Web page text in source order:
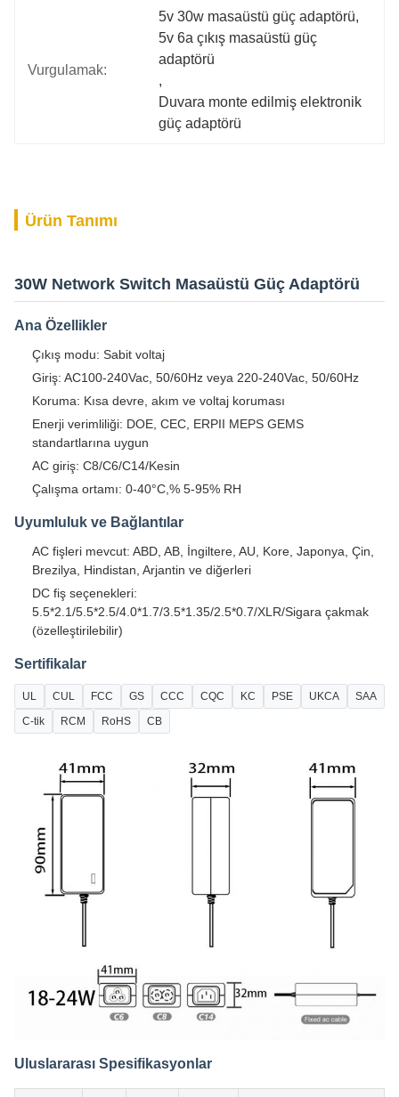
Vurgulamak:
5v 30w masaüstü güç adaptörü,
5v 6a çıkış masaüstü güç
adaptörü
,
Duvara monte edilmiş elektronik
güç adaptörü
Ürün Tanımı
30W Network Switch Masaüstü Güç Adaptörü
Ana Özellikler
Çıkış modu: Sabit voltaj
Giriş: AC100-240Vac, 50/60Hz veya 220-240Vac, 50/60Hz
Koruma: Kısa devre, akım ve voltaj koruması
Enerji verimliliği: DOE, CEC, ERPII MEPS GEMS
standartlarına uygun
AC giriş: C8/C6/C14/Kesin
Çalışma ortamı: 0-40°C,% 5-95% RH
Uyumluluk ve Bağlantılar
AC fişleri mevcut: ABD, AB, İngiltere, AU, Kore, Japonya, Çin,
Brezilya, Hindistan, Arjantin ve diğerleri
DC fiş seçenekleri:
5.5*2.1/5.5*2.5/4.0*1.7/3.5*1.35/2.5*0.7/XLR/Sigara çakmak
(özelleştirilebilir)
Sertifikalar
UL CUL FCC GS CCC CQC KC PSE UKCA
SAA
C-tik
RCM RoHS CB
Uluslararası Spesifikasyonlar